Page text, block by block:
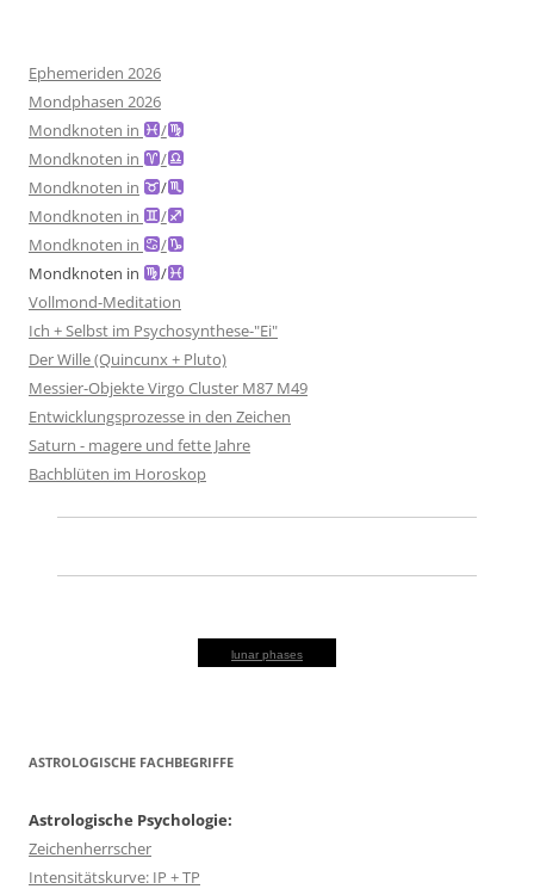
Ephemeriden 2026
Mondphasen 2026
Mondknoten in
/
Mondknoten in
/
Mondknoten in
/
Mondknoten in
/
Mondknoten in
/
Mondknoten in
/
Vollmond-Meditation
Ich + Selbst im Psychosynthese-"Ei"
Der Wille (Quincunx + Pluto)
Messier-Objekte Virgo Cluster M87 M49
Entwicklungsprozesse in den Zeichen
Saturn - magere und fette Jahre
Bachblüten im Horoskop
lunar phases
ASTROLOGISCHE FACHBEGRIFFE
Astrologische Psychologie:
Zeichenherrscher
Intensitätskurve: IP + TP